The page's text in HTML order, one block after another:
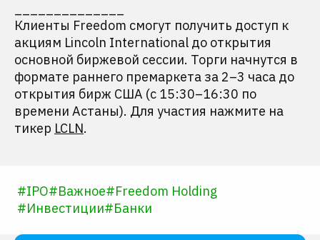
Клиенты Freedom смогут получить доступ к
акциям Lincoln International до открытия
основной биржевой сессии. Торги начнутся в
формате раннего премаркета за 2–3 часа до
открытия бирж США (с 15:30–16:30 по
времени Астаны). Для участия нажмите на
тикер LCLN.
#IPO#Важное#Freedom Holding
#Инвестиции#Банки